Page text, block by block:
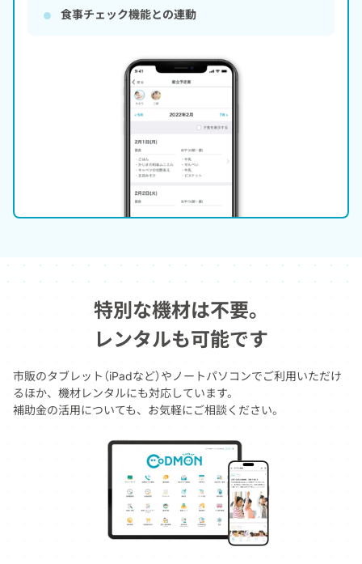
食事チェック機能との連動
特別な機材は不要。
レンタルも可能です
市販のタブレット（iPadなど）やノートパソコンでご利用いただけ
るほか、機材レンタルにも対応しています。
補助金の活用についても、お気軽にご相談ください。